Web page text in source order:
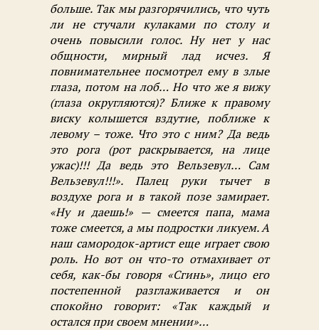
больше. Так мы разгорячились, что чуть
ли не стучали кулаками по столу и
очень повысили голос. Ну нет у нас
общности, мирный лад исчез. Я
повнимательнее посмотрел ему в злые
глаза, потом на лоб… Но что же я вижу
(глаза округляются)? Ближе к правому
виску колышется вздутие, поближе к
левому – тоже. Что это с ним? Да ведь
это рога (рот раскрывается, на лице
ужас)!!! Да ведь это Вельзевул… Сам
Вельзевул!!!». Палец руки тычет в
воздухе рога и в такой позе замирает.
«Ну и даешь!» — смеется папа, мама
тоже смеется, а мы подростки ликуем. А
наш самородок-артист еще играет свою
роль. Но вот он что-то отмахивает от
себя, как-бы говоря «Сгинь», лицо его
постепенной разглаживается и он
спокойно говорит: «Так каждый и
остался при своем мнении»…